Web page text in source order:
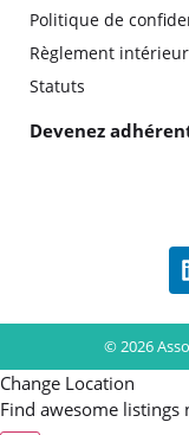
Politique de
Règlement intérieur
Statuts
Devenez
© 2026
Change Location
Find awesome listings